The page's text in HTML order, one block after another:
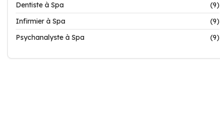
Dentiste à Spa
(9)
Infirmier à Spa
(9)
Psychanalyste à Spa
(9)